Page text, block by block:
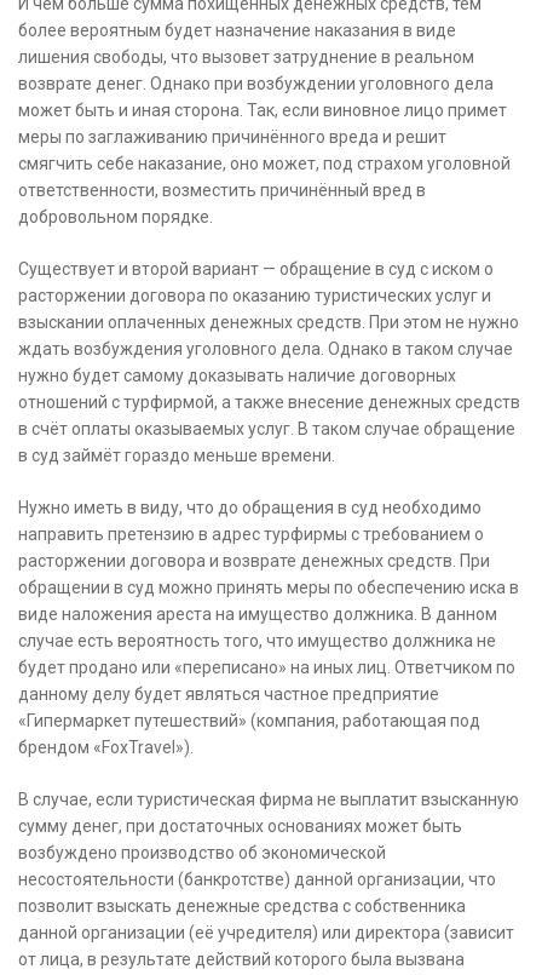
более вероятным будет назначение наказания в виде
лишения свободы, что вызовет затруднение в реальном
возврате денег. Однако при возбуждении уголовного дела
может быть и иная сторона. Так, если виновное лицо примет
меры по заглаживанию причинённого вреда и решит
смягчить себе наказание, оно может, под страхом уголовной
ответственности, возместить причинённый вред в
добровольном порядке.
Существует и второй вариант — обращение в суд с иском о
расторжении договора по оказанию туристических услуг и
взыскании оплаченных денежных средств. При этом не нужно
ждать возбуждения уголовного дела. Однако в таком случае
нужно будет самому доказывать наличие договорных
отношений с турфирмой, а также внесение денежных средств
в счёт оплаты оказываемых услуг. В таком случае обращение
в суд займёт гораздо меньше времени.
Нужно иметь в виду, что до обращения в суд необходимо
направить претензию в адрес турфирмы с требованием о
расторжении договора и возврате денежных средств. При
обращении в суд можно принять меры по обеспечению иска в
виде наложения ареста на имущество должника. В данном
случае есть вероятность того, что имущество должника не
будет продано или «переписано» на иных лиц. Ответчиком по
данному делу будет являться частное предприятие
«Гипермаркет путешествий» (компания, работающая под
брендом «FoxTravel»).
В случае, если туристическая фирма не выплатит взысканную
сумму денег, при достаточных основаниях может быть
возбуждено производство об экономической
несостоятельности (банкротстве) данной организации, что
позволит взыскать денежные средства с собственника
данной организации (её учредителя) или директора (зависит
от лица, в результате действий которого была вызвана